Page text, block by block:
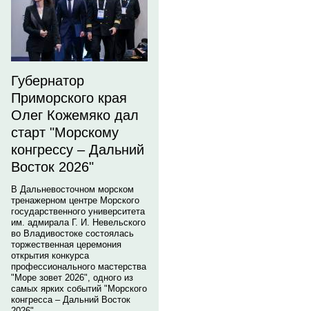
Губернатор
Приморского края
Олег Кожемяко дал
старт "Морскому
конгрессу – Дальний
Восток 2026"
В Дальневосточном морском
тренажерном центре Морского
государственного университета
им. адмирала Г. И. Невельского
во Владивостоке состоялась
торжественная церемония
открытия конкурса
профессионального мастерства
"Море зовет 2026", одного из
самых ярких событий "Морского
конгресса – Дальний Восток